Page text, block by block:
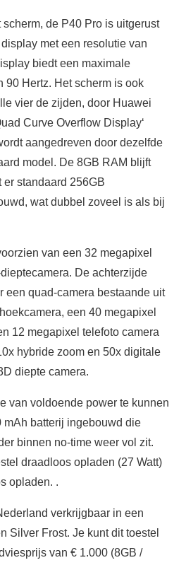
de P40 Pro is uitgerust
met een resolutie van
biedt een maximale
90 Hertz. Het scherm is ook
vier de zijden, door Huawei
Curve Overflow Display‘
aangedreven door dezelfde
model. De 8GB RAM blijft
standaard 256GB
wat dubbel zoveel is als bij
van een 32 megapixel
De achterzijde
een quad-camera bestaande uit
een 40 megapixel
12 megapixel telefoto camera
hybride zoom en 50x digitale
diepte camera.
van voldoende power te kunnen
mAh batterij ingebouwd die
binnen no-time weer vol zit.
draadloos opladen (27 Watt)
opladen. .
verkrijgbaar in een
Silver Frost. Je kunt dit toestel
van € 1.000 (8GB /